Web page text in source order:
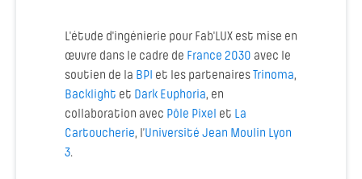
L'étude d'ingénierie pour Fab'LUX est mise en
œuvre dans le cadre de France 2030 avec le
soutien de la BPI et les partenaires Trinoma,
Backlight et Dark Euphoria, en
collaboration avec Pôle Pixel et La
Cartoucherie, l’Université Jean Moulin Lyon
3.